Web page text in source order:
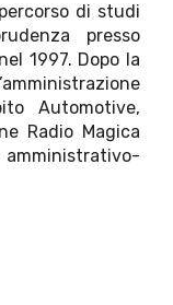
di studi
presso
1997. Dopo la
Automotive,
Radio Magica